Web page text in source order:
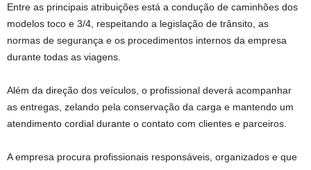
Entre as principais atribuições está a condução de caminhões dos
modelos toco e 3/4, respeitando a legislação de trânsito, as
normas de segurança e os procedimentos internos da empresa
durante todas as viagens.
Além da direção dos veículos, o profissional deverá acompanhar
as entregas, zelando pela conservação da carga e mantendo um
atendimento cordial durante o contato com clientes e parceiros.
A empresa procura profissionais responsáveis, organizados e que